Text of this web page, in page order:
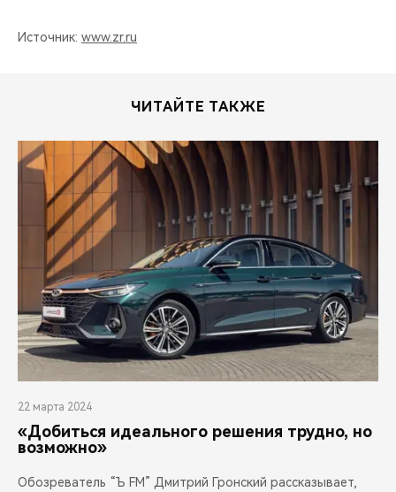
Источник: www.zr.ru
ЧИТАЙТЕ ТАКЖЕ
22 марта 2024
«Добиться идеального решения трудно, но
возможно»
Обозреватель “Ъ FM” Дмитрий Гронский рассказывает,